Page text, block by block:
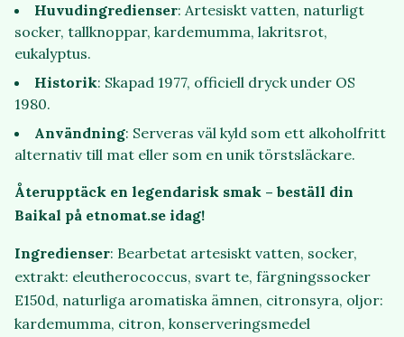
Huvudingredienser: Artesiskt vatten, naturligt
socker, tallknoppar, kardemumma, lakritsrot,
eukalyptus.
Historik: Skapad 1977, officiell dryck under OS
1980.
Användning: Serveras väl kyld som ett alkoholfritt
alternativ till mat eller som en unik törstsläckare.
Återupptäck en legendarisk smak – beställ din
Baikal på etnomat.se idag!
Ingredienser: Bearbetat artesiskt vatten, socker,
extrakt: eleutherococcus, svart te, färgningssocker
E150d, naturliga aromatiska ämnen, citronsyra, oljor:
kardemumma, citron, konserveringsmedel